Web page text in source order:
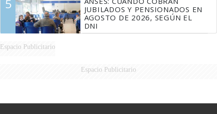
5
JUBILADOS Y PENSIONADOS EN
AGOSTO DE 2026, SEGÚN EL
DNI
Espacio Publicitario
Espacio Publicitario